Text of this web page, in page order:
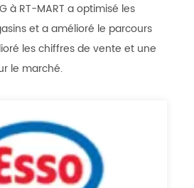
à RT-MART a optimisé les
et a amélioré le parcours
les chiffres de vente et une
le marché.